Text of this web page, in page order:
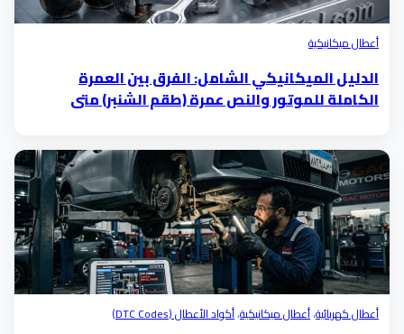
أعطال ميكانيكية
الدليل الميكانيكي الشامل: الفرق بين العمرة
الكاملة للموتور والنص عمرة (طقم الشنبر) متى
أعطال كهربائية،أعطال ميكانيكية،أكواد الأعطال (DTC Codes)